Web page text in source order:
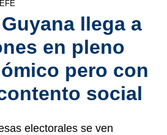
EFE
llega a
en pleno
pero con
social
electorales se ven